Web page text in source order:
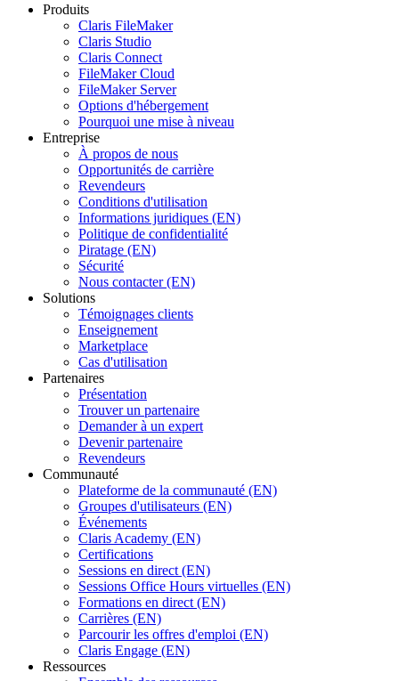
Produits
Claris FileMaker
Claris Studio
Claris Connect
FileMaker Cloud
FileMaker Server
Options d'hébergement
Pourquoi une mise à niveau
Entreprise
À propos de nous
Opportunités de carrière
Revendeurs
Conditions d'utilisation
Informations juridiques (EN)
Politique de confidentialité
Piratage (EN)
Sécurité
Nous contacter (EN)
Solutions
Témoignages clients
Enseignement
Marketplace
Cas d'utilisation
Partenaires
Présentation
Trouver un partenaire
Demander à un expert
Devenir partenaire
Revendeurs
Communauté
Plateforme de la communauté (EN)
Groupes d'utilisateurs (EN)
Événements
Claris Academy (EN)
Certifications
Sessions en direct (EN)
Sessions Office Hours virtuelles (EN)
Formations en direct (EN)
Carrières (EN)
Parcourir les offres d'emploi (EN)
Claris Engage (EN)
Ressources